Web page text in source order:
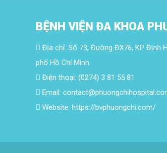
BỆNH VIỆN ĐA KHOA
Địa chỉ: Số 73, Đường ĐX76, KP Định
phố Hồ Chí Minh
Điện thoại: (0274) 3 81 55 81
Email:
Website: https://bvphuongchi.com/